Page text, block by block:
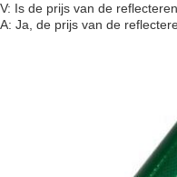
V: Is de prijs van de
A: Ja, de prijs van de